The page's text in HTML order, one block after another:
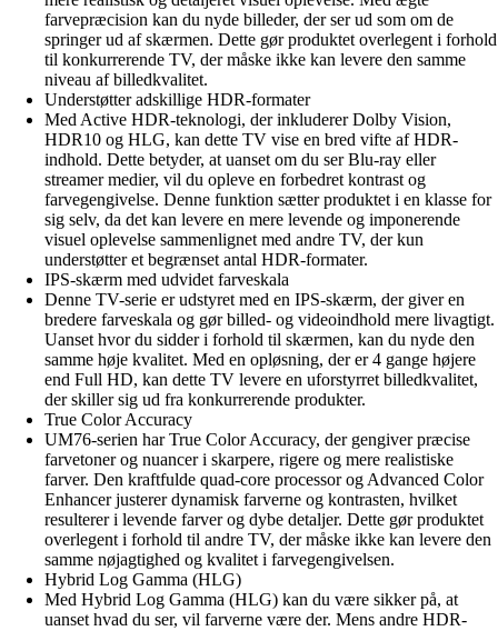
farvepræcision kan du nyde billeder, der ser ud som om de
springer ud af skærmen. Dette gør produktet overlegent i forhold
til konkurrerende TV, der måske ikke kan levere den samme
niveau af billedkvalitet.
Understøtter adskillige HDR-formater
Med Active HDR-teknologi, der inkluderer Dolby Vision,
HDR10 og HLG, kan dette TV vise en bred vifte af HDR-
indhold. Dette betyder, at uanset om du ser Blu-ray eller
streamer medier, vil du opleve en forbedret kontrast og
farvegengivelse. Denne funktion sætter produktet i en klasse for
sig selv, da det kan levere en mere levende og imponerende
visuel oplevelse sammenlignet med andre TV, der kun
understøtter et begrænset antal HDR-formater.
IPS-skærm med udvidet farveskala
Denne TV-serie er udstyret med en IPS-skærm, der giver en
bredere farveskala og gør billed- og videoindhold mere livagtigt.
Uanset hvor du sidder i forhold til skærmen, kan du nyde den
samme høje kvalitet. Med en opløsning, der er 4 gange højere
end Full HD, kan dette TV levere en uforstyrret billedkvalitet,
der skiller sig ud fra konkurrerende produkter.
True Color Accuracy
UM76-serien har True Color Accuracy, der gengiver præcise
farvetoner og nuancer i skarpere, rigere og mere realistiske
farver. Den kraftfulde quad-core processor og Advanced Color
Enhancer justerer dynamisk farverne og kontrasten, hvilket
resulterer i levende farver og dybe detaljer. Dette gør produktet
overlegent i forhold til andre TV, der måske ikke kan levere den
samme nøjagtighed og kvalitet i farvegengivelsen.
Hybrid Log Gamma (HLG)
Med Hybrid Log Gamma (HLG) kan du være sikker på, at
uanset hvad du ser, vil farverne være der. Mens andre HDR-